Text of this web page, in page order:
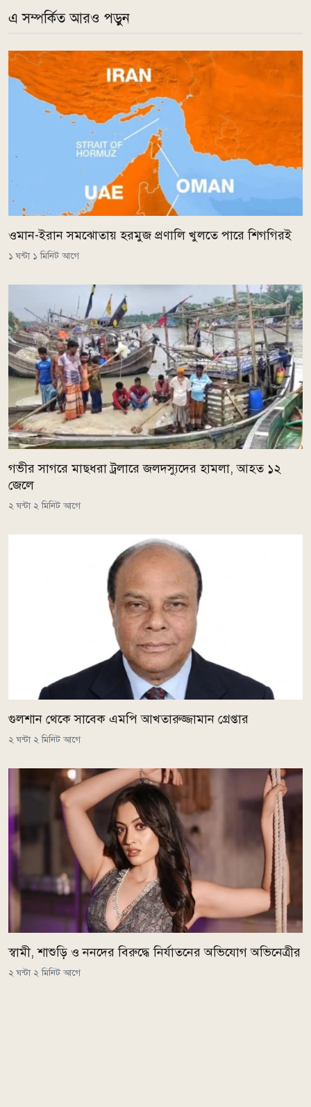
এ সম্পর্কিত আরও পড়ুন
ওমান-ইরান সমঝোতায় হরমুজ প্রণালি খুলতে পারে শিগগিরই
১ ঘন্টা ১ মিনিট আগে
গভীর সাগরে মাছধরা ট্রলারে জলদস্যুদের হামলা, আহত ১২
জেলে
২ ঘন্টা ২ মিনিট আগে
গুলশান থেকে সাবেক এমপি আখতারুজ্জামান গ্রেপ্তার
২ ঘন্টা ২ মিনিট আগে
স্বামী, শাশুড়ি ও ননদের বিরুদ্ধে নির্যাতনের অভিযোগ অভিনেত্রীর
২ ঘন্টা ২ মিনিট আগে